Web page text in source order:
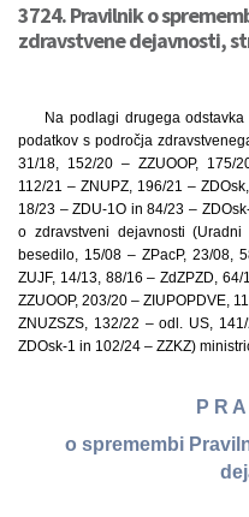
3724. Pravilnik o
zdravstvene dejavnosti,
Na podlagi drugega
podatkov s področja
31/18, 152/20 – ZZUOOP, 175/
112/21 – ZNUPZ, 196/21 –
18/23 – ZDU-1O in 84/23 –
o zdravstveni dejavnosti
besedilo, 15/08 – ZPacP, 23/08,
ZUJF, 14/13, 88/16 – ZdZPZD,
ZZUOOP, 203/20 – ZIUPOPDVE,
ZNUZSZS, 132/22 – odl. US,
ZDOsk-1 in 102/24 – ZZKZ)
P R
o spremembi